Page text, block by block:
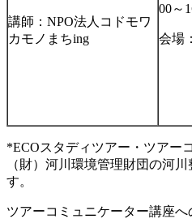
講師：NPO法人コドモワ
カモノまちing
00～
会場
*ECOスタディツアー・ツアー
（財）河川環境管理財団の河
す。
ツアーコミュニケーター講座